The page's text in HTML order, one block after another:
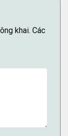
khai. Các